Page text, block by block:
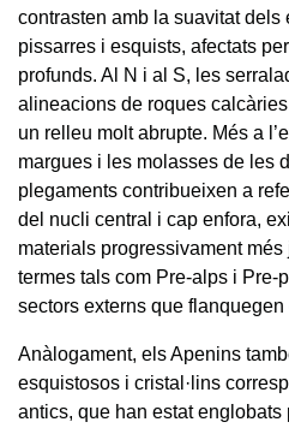
contrasten amb la suavitat dels
pissarres i esquists, afectats
profunds. Al N i al S, les
alineacions de roques
un relleu molt abrupte. Més a
margues i les molasses de les
plegaments contribueixen a
del nucli central i cap enfora,
materials progressivament
termes tals com Pre-alps i Pre-
sectors externs que
Anàlogament, els Apenins
esquistosos i cristal·lins
antics, que han estat englobats